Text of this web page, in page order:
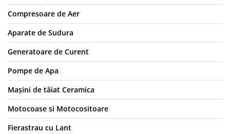
Compresoare de Aer
Aparate de Sudura
Generatoare de Curent
Pompe de Apa
Mașini de tăiat Ceramica
Motocoase si Motocositoare
Fierastrau cu Lant